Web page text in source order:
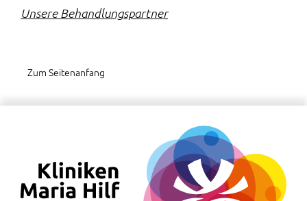
Unsere Behandlungspartner
Zum Seitenanfang